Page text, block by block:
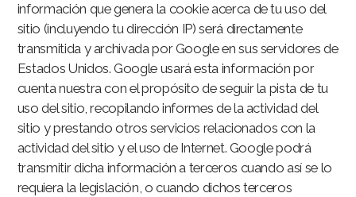
información que genera la cookie acerca de tu uso del
sitio (incluyendo tu dirección IP) será directamente
transmitida y archivada por Google en sus servidores de
Estados Unidos. Google usará esta información por
cuenta nuestra con el propósito de seguir la pista de tu
uso del sitio, recopilando informes de la actividad del
sitio y prestando otros servicios relacionados con la
actividad del sitio y el uso de Internet. Google podrá
transmitir dicha información a terceros cuando así se lo
requiera la legislación, o cuando dichos terceros